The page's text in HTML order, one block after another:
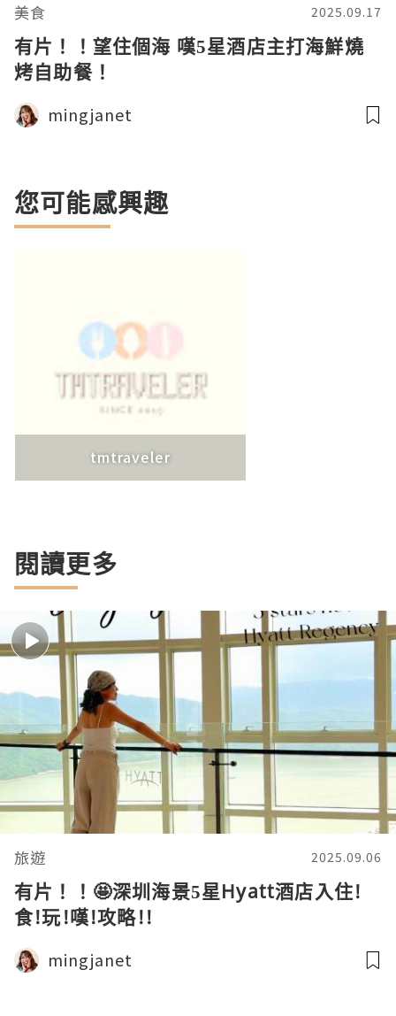
美食 2025.09.17
有片！！望住個海 嘆5星酒店主打海鮮燒
烤自助餐！
mingjanet
您可能感興趣
tmtraveler
閱讀更多
旅遊 2025.09.06
有片！！🤩深圳海景5星Hyatt酒店入住!
食!玩!嘆!攻略!!
mingjanet